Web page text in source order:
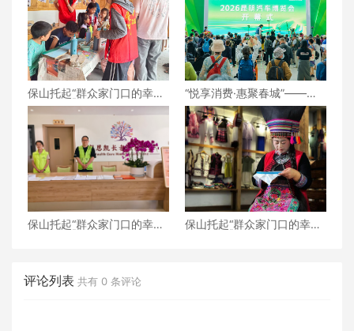
保山托起“群众家门口的幸
福”（6）‖腾冲猴桥镇：家门
口的“火塘会”，激活边疆治
理“神经末梢”
“悦享消费·惠聚春城”——
2026昆明汽车博览会盛大开
幕
保山托起“群众家门口的幸
保山托起“群众家门口的幸
评论列表 共有 0 条评论